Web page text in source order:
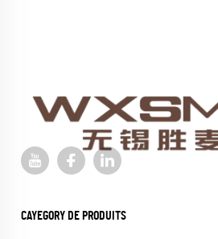
CAYEGORY DE PRODUITS